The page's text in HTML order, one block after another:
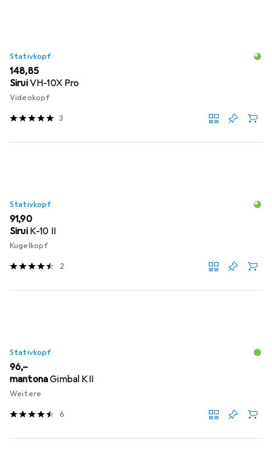
Stativkopf
EUR
148,85
SiruiVH-10X Pro
Videokopf
3
Stativkopf
EUR
91,90
Sirui K-10 II
Kugelkopf
2
Stativkopf
EUR
96,–
mantonaGimbal KII
Weitere
6